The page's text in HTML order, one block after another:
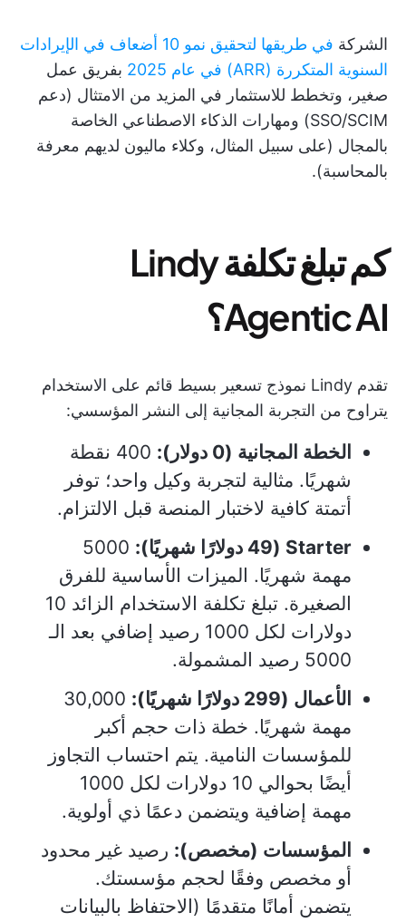
الشركة
في طريقها لتحقيق نمو 10 أضعاف في الإيرادات
السنوية المتكررة (ARR) في عام 2025
بفريق عمل
صغير، وتخطط للاستثمار في المزيد من الامتثال (دعم
SSO/SCIM) ومهارات الذكاء الاصطناعي الخاصة
بالمجال (على سبيل المثال، وكلاء ماليون لديهم معرفة
بالمحاسبة).
كم تبلغ تكلفة Lindy
Agentic AI؟
تقدم Lindy نموذج تسعير بسيط قائم على الاستخدام
يتراوح من التجربة المجانية إلى النشر المؤسسي:
الخطة المجانية (0 دولار):
400 نقطة
شهريًا. مثالية لتجربة وكيل واحد؛ توفر
أتمتة كافية لاختبار المنصة قبل الالتزام.
Starter (49 دولارًا شهريًا):
5000
مهمة شهريًا. الميزات الأساسية للفرق
الصغيرة. تبلغ تكلفة الاستخدام الزائد 10
دولارات لكل 1000 رصيد إضافي بعد الـ
5000 رصيد المشمولة.
الأعمال (299 دولارًا شهريًا):
30,000
مهمة شهريًا. خطة ذات حجم أكبر
للمؤسسات النامية. يتم احتساب التجاوز
أيضًا بحوالي 10 دولارات لكل 1000
مهمة إضافية ويتضمن دعمًا ذي أولوية.
المؤسسات (مخصص): رصيد غير محدود
أو مخصص وفقًا لحجم مؤسستك.
يتضمن أمانًا متقدمًا (الاحتفاظ بالبيانات